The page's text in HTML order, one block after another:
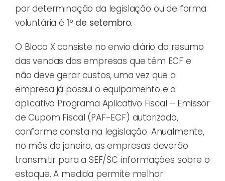
por determinação da legislação ou de forma
voluntária é 1º de setembro.
O Bloco X consiste no envio diário do resumo
das vendas das empresas que têm ECF e
não deve gerar custos, uma vez que a
empresa já possui o equipamento e o
aplicativo Programa Aplicativo Fiscal – Emissor
de Cupom Fiscal (PAF-ECF) autorizado,
conforme consta na legislação. Anualmente,
no mês de janeiro, as empresas deverão
transmitir para a SEF/SC informações sobre o
estoque. A medida permite melhor